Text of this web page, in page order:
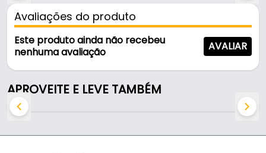
Características:
- Marca: Ciser
- Modelo: Ciser Tog (Médio)
- Material: Nylon
- Comercializado: 100 Unidades
- Medida: 3/8" H: 35 mm
- Superfícies de aplicação: Gesso / Madeira
Avaliações do produto
Este produto ainda não recebeu
nenhuma avaliação
AVALIAR
APROVEITE E LEVE TAMBÉM